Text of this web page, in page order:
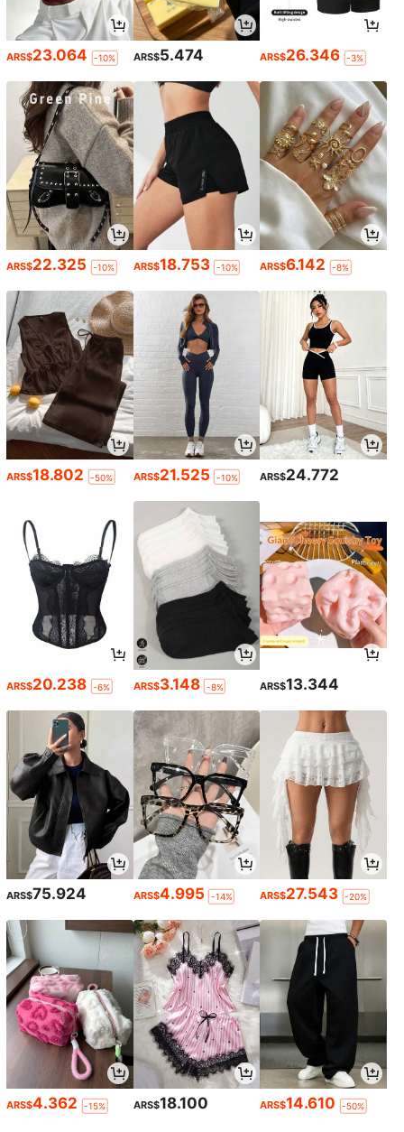
ARS$23.064 -10% ARS$5.474 ARS$26.346 -3%
ARS$22.325 -10% ARS$18.753 -10% ARS$6.142 -8%
ARS$18.802 -50% ARS$21.525 -10% ARS$24.772
ARS$20.238 -6% ARS$3.148 -8% ARS$13.344
ARS$75.924 ARS$4.995 -14% ARS$27.543 -20%
ARS$4.362 -15% ARS$18.100 ARS$14.610 -50%